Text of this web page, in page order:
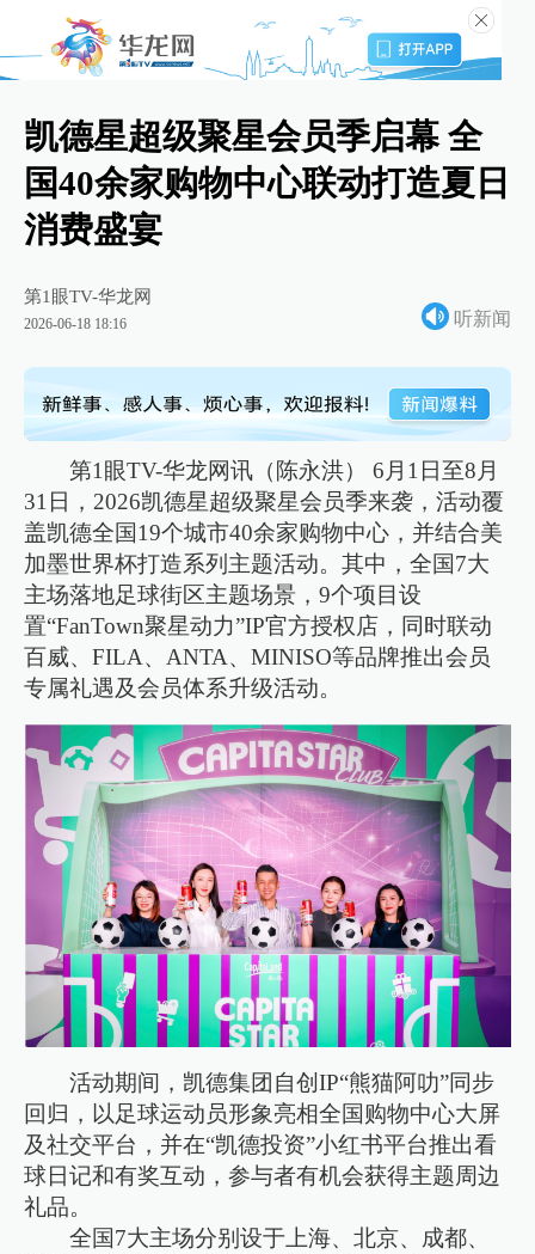
凯德星超级聚星会员季启幕 全
国40余家购物中心联动打造夏日
消费盛宴
第1眼TV-华龙网
2026-06-18 18:16 听新闻
第1眼TV-华龙网讯（陈永洪） 6月1日至8月
31日，2026凯德星超级聚星会员季来袭，活动覆
盖凯德全国19个城市40余家购物中心，并结合美
加墨世界杯打造系列主题活动。其中，全国7大
主场落地足球街区主题场景，9个项目设
置“FanTown聚星动力”IP官方授权店，同时联动
百威、FILA、ANTA、MINISO等品牌推出会员
专属礼遇及会员体系升级活动。
活动期间，凯德集团自创IP“熊猫阿叻”同步
回归，以足球运动员形象亮相全国购物中心大屏
及社交平台，并在“凯德投资”小红书平台推出看
球日记和有奖互动，参与者有机会获得主题周边
礼品。
全国7大主场分别设于上海、北京、成都、